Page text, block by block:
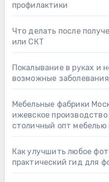
профилактики
Что делать после
или СКТ
Покалывание в руках и
возможные заболевания
Мебельные фабрики
ижевское
столичный опт мебелью
Как улучшить любое
практический гид для